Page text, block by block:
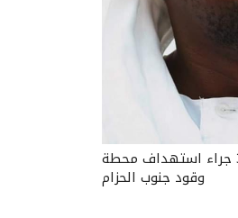
مقتل 28 شخصًا وإصابة 37 جراء استهداف محطة
وقود جنوب الحزام